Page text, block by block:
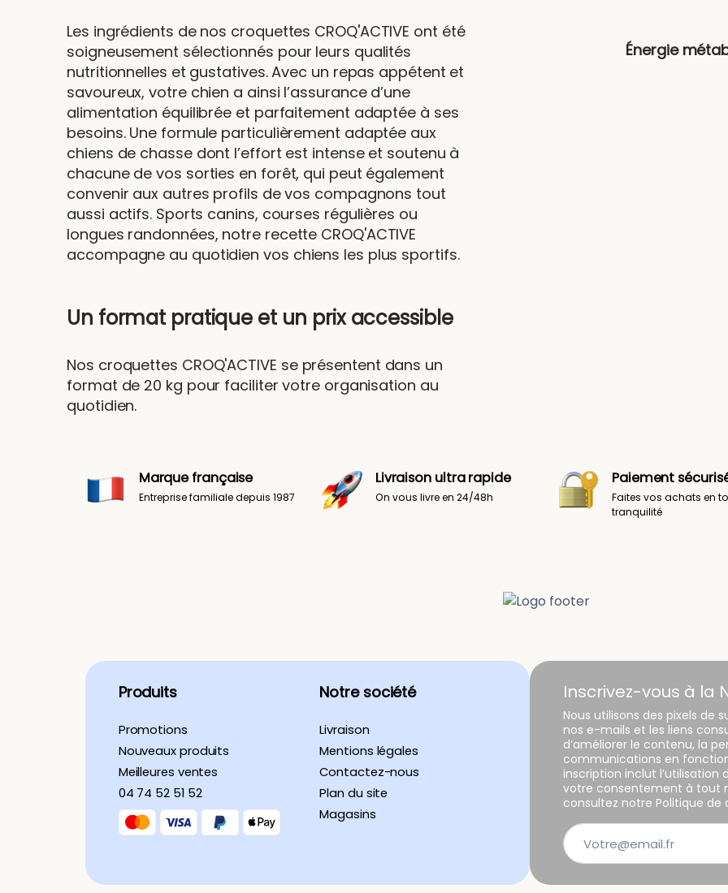
Les ingrédients de nos croquettes CROQ'ACTIVE ont été
soigneusement sélectionnés pour leurs qualités
nutritionnelles et gustatives. Avec un repas appétent et
savoureux, votre chien a ainsi l’assurance d’une
alimentation équilibrée et parfaitement adaptée à ses
besoins. Une formule particulièrement adaptée aux
chiens de chasse dont l’effort est intense et soutenu à
chacune de vos sorties en forêt, qui peut également
convenir aux autres profils de vos compagnons tout
aussi actifs. Sports canins, courses régulières ou
longues randonnées, notre recette CROQ'ACTIVE
accompagne au quotidien vos chiens les plus sportifs.
Un format pratique et un prix accessible
Nos croquettes CROQ'ACTIVE se présentent dans un
format de 20 kg pour faciliter votre organisation au
quotidien.
Énergie
Marque française
Entreprise familiale depuis 1987
Livraison ultra rapide
On vous livre en 24/48h
Paiement
Faites vos achats en
tranquilité
Produits
Promotions
Nouveaux produits
Meilleures ventes
04 74 52 51 52
Notre société
Livraison
Mentions légales
Contactez-nous
Plan du site
Magasins
Inscrivez-vous à la
Nous utilisons des pixels de
nos e-mails et les liens
d’améliorer le contenu, la
communications en
inscription inclut l’utilisation
votre consentement à tout
consultez notre Politique de